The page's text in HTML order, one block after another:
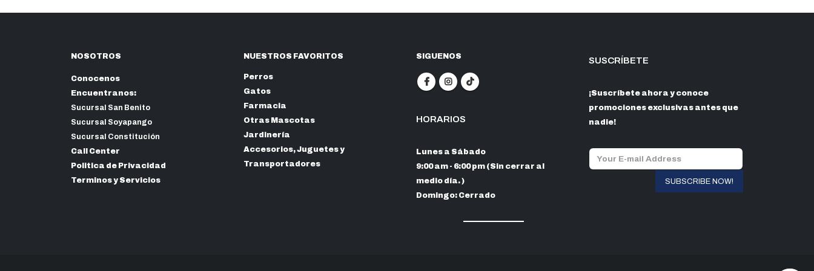
NOSOTROS
Conocenos
Encuentranos:
Sucursal San Benito
Sucursal Soyapango
Sucursal Constitución
Call Center
Politica de Privacidad
Terminos y Servicios
NUESTROS FAVORITOS
Perros
Gatos
Farmacia
Otras Mascotas
Jardinería
Accesorios, Juguetes y
Transportadores
SIGUENOS
HORARIOS
Lunes a Sábado
9:00 am - 6:00 pm (Sin cerrar al
medio día. )
Domingo: Cerrado
SUSCRÍBETE
¡Suscríbete ahora y conoce
promociones exclusivas antes que
nadie!